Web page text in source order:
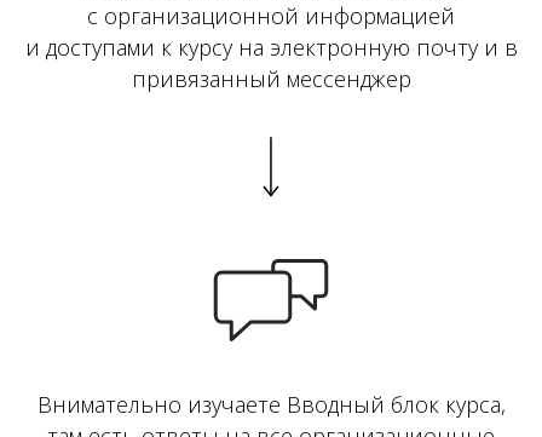
с организационной информацией
и доступами к курсу на электронную почту и в
привязанный мессенджер
Внимательно изучаете Вводный блок курса,